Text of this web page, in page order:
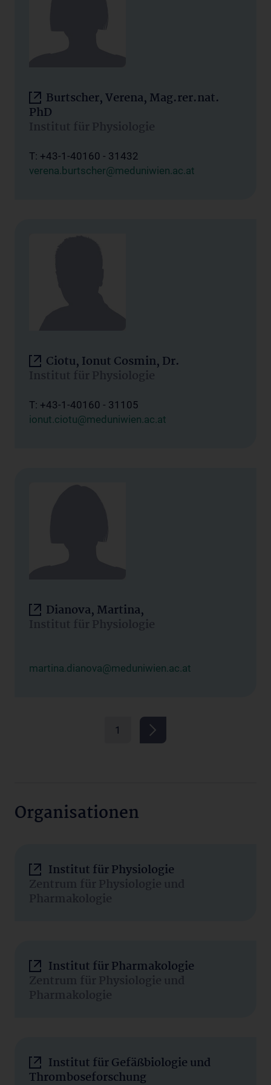
Burtscher, Verena, Mag.rer.nat.
PhD
Institut für Physiologie
T: +43-1-40160 - 31432
verena.burtscher@meduniwien.ac.at
Ciotu, Ionut Cosmin, Dr.
Institut für Physiologie
T: +43-1-40160 - 31105
ionut.ciotu@meduniwien.ac.at
Dianova, Martina,
Institut für Physiologie
martina.dianova@meduniwien.ac.at
1
Organisationen
Institut für Physiologie
Zentrum für Physiologie und
Pharmakologie
Institut für Pharmakologie
Zentrum für Physiologie und
Pharmakologie
Institut für Gefäßbiologie und
Thromboseforschung